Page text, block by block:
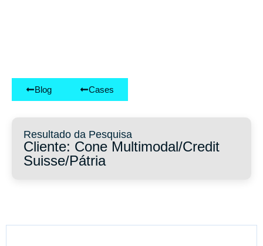
Blog Cases
Resultado da Pesquisa
Cliente: Cone Multimodal/Credit
Suisse/Pátria